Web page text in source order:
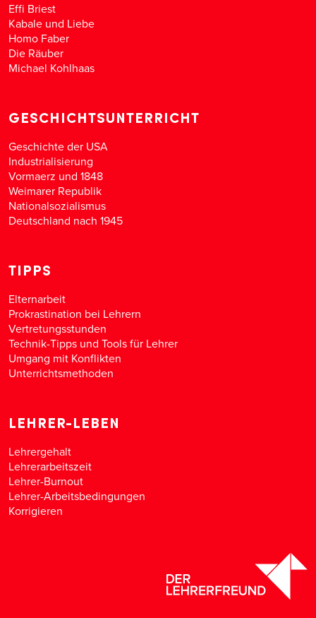
Effi Briest
Kabale und Liebe
Homo Faber
Die Räuber
Michael Kohlhaas
GESCHICHTSUNTERRICHT
Geschichte der USA
Industrialisierung
Vormaerz und 1848
Weimarer Republik
Nationalsozialismus
Deutschland nach 1945
TIPPS
Elternarbeit
Prokrastination bei Lehrern
Vertretungsstunden
Technik-Tipps und Tools für Lehrer
Umgang mit Konflikten
Unterrichtsmethoden
LEHRER-LEBEN
Lehrergehalt
Lehrerarbeitszeit
Lehrer-Burnout
Lehrer-Arbeitsbedingungen
Korrigieren